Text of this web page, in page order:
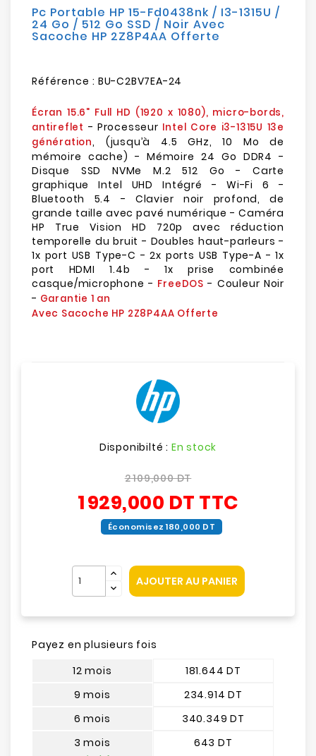
Pc Portable HP 15-Fd0438nk / I3-1315U /
24 Go / 512 Go SSD / Noir Avec
Sacoche HP 2Z8P4AA Offerte
Référence : BU-C2BV7EA-24
Écran 15.6" Full HD (1920 x 1080), micro-bords,
antireflet - Processeur Intel Core i3-1315U 13e
génération, (jusqu’à 4.5 GHz, 10 Mo de
mémoire cache) - Mémoire 24 Go DDR4 -
Disque SSD NVMe M.2 512 Go - Carte
graphique Intel UHD Intégré - Wi-Fi 6 -
Bluetooth 5.4 - Clavier noir profond, de
grande taille avec pavé numérique - Caméra
HP True Vision HD 720p avec réduction
temporelle du bruit - Doubles haut-parleurs -
1x port USB Type-C - 2x ports USB Type-A - 1x
port HDMI 1.4b - 1x prise combinée
casque/microphone - FreeDOS - Couleur Noir
- Garantie 1 an
Avec Sacoche HP 2Z8P4AA Offerte
Disponibilté : En stock
2 109,000 DT
1 929,000 DT TTC
Économisez 180,000 DT
AJOUTER AU PANIER
Payez en plusieurs fois
12 mois
9 mois
6 mois
3 mois
181.644 DT
234.914 DT
340.349 DT
643 DT